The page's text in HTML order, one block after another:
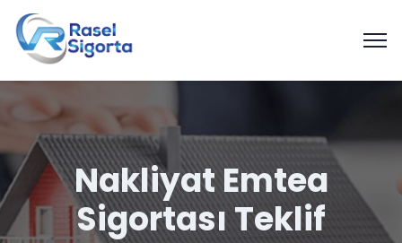
Nakliyat Emtea
Sigortası Teklif